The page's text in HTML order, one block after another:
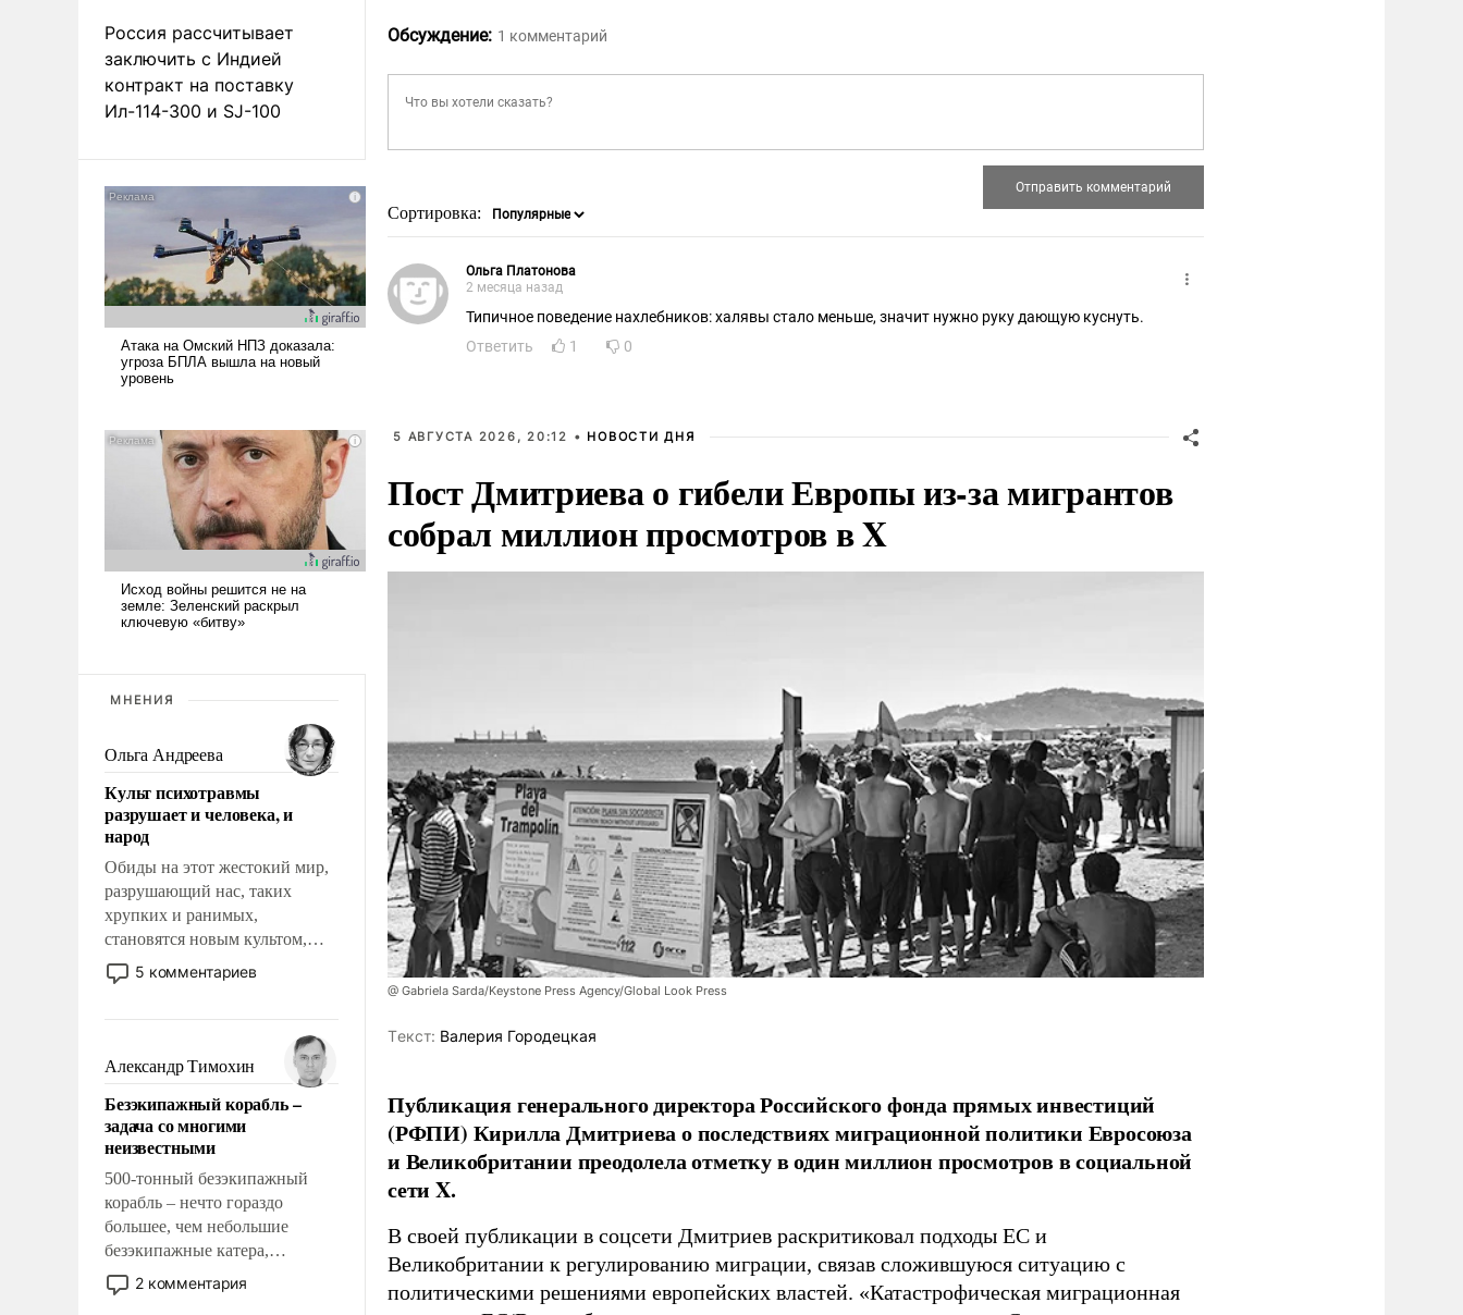
Россия рассчитывает
заключить с Индией
контракт на поставку
Ил-114-300 и SJ-100
МНЕНИЯ
Ольга Андреева
Культ психотравмы
разрушает и человека, и
народ
Обиды на этот жестокий мир,
разрушающий нас, таких
хрупких и ранимых,
становятся новым культом,
постепенно вытесняя и
отменяя традиционное
мужественным и твердым под
ударами судьбы, брать на себя
ответственность, помогать
слабым, идти вперед и
адаптироваться.
5 комментариев
Александр Тимохин
Безэкипажный корабль –
задача со многими
неизвестными
500-тонный безэкипажный
корабль – нечто гораздо
большее, чем небольшие
безэкипажные катера,
применение которых уже
стало обыденностью. Задача по
2 комментария
Обсуждение: 1 комментарий
Сортировка:
Ольга Платонова
2 месяца назад
Типичное поведение нахлебников: халявы стало меньше, значит нужно руку дающую куснуть.
Ответить
1 0
5 АВГУСТА 2026, 20:12 • НОВОСТИ ДНЯ
Пост Дмитриева о гибели Европы из-за мигрантов
собрал миллион просмотров в X
@ Gabriela Sarda/Keystone Press Agency/Global Look Press
Tекст: Валерия Городецкая
Публикация генерального директора Российского фонда прямых инвестиций
(РФПИ) Кирилла Дмитриева о последствиях миграционной политики Евросоюза
и Великобритании преодолела отметку в один миллион просмотров в социальной
сети X.
В своей публикации в соцсети Дмитриев раскритиковал подходы ЕС и
Великобритании к регулированию миграции, связав сложившуюся ситуацию с
политическими решениями европейских властей. «Катастрофическая миграционная